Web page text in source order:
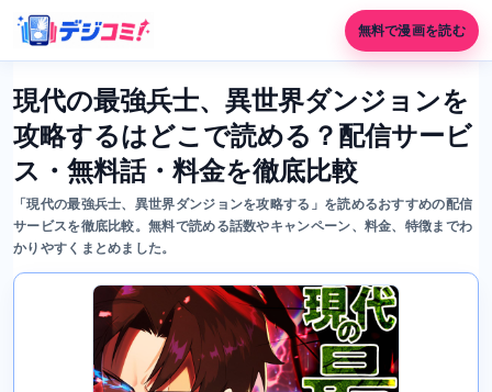
無料で漫画を読む
現代の最強兵士、異世界ダンジョンを
攻略するはどこで読める？配信サービ
ス・無料話・料金を徹底比較
「現代の最強兵士、異世界ダンジョンを攻略する」を読めるおすすめの配信
サービスを徹底比較。無料で読める話数やキャンペーン、料金、特徴までわ
かりやすくまとめました。